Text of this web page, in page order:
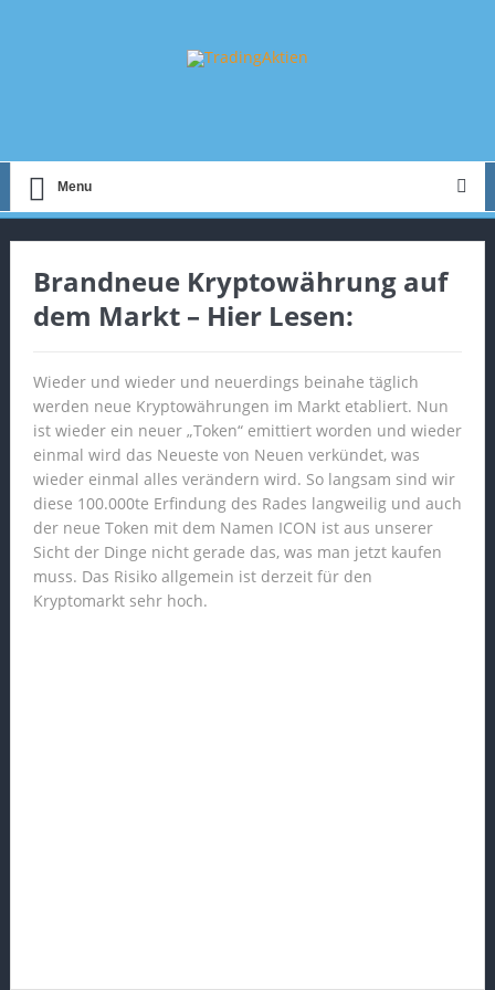
Menu
Brandneue Kryptowährung auf
dem Markt – Hier Lesen:
Wieder und wieder und neuerdings beinahe täglich
werden neue Kryptowährungen im Markt etabliert. Nun
ist wieder ein neuer „Token“ emittiert worden und wieder
einmal wird das Neueste von Neuen verkündet, was
wieder einmal alles verändern wird. So langsam sind wir
diese 100.000te Erfindung des Rades langweilig und auch
der neue Token mit dem Namen ICON ist aus unserer
Sicht der Dinge nicht gerade das, was man jetzt kaufen
muss. Das Risiko allgemein ist derzeit für den
Kryptomarkt sehr hoch.